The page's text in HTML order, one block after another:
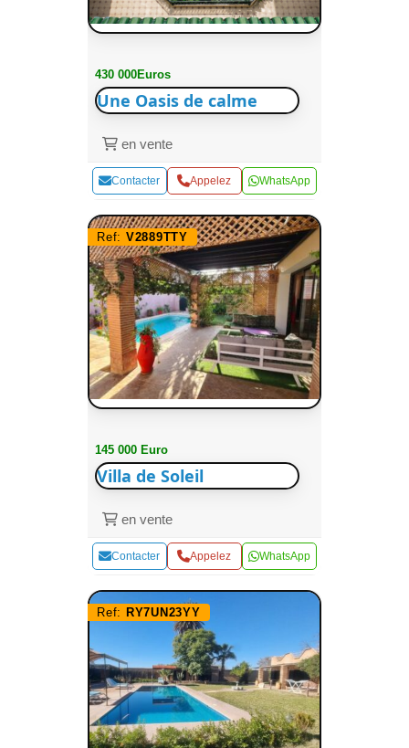
430 000Euros
Une Oasis de calme
en vente
Contacter Appelez WhatsApp
Ref: V2889TTY
145 000 Euro
Villa de Soleil
en vente
Contacter Appelez WhatsApp
Ref: RY7UN23YY